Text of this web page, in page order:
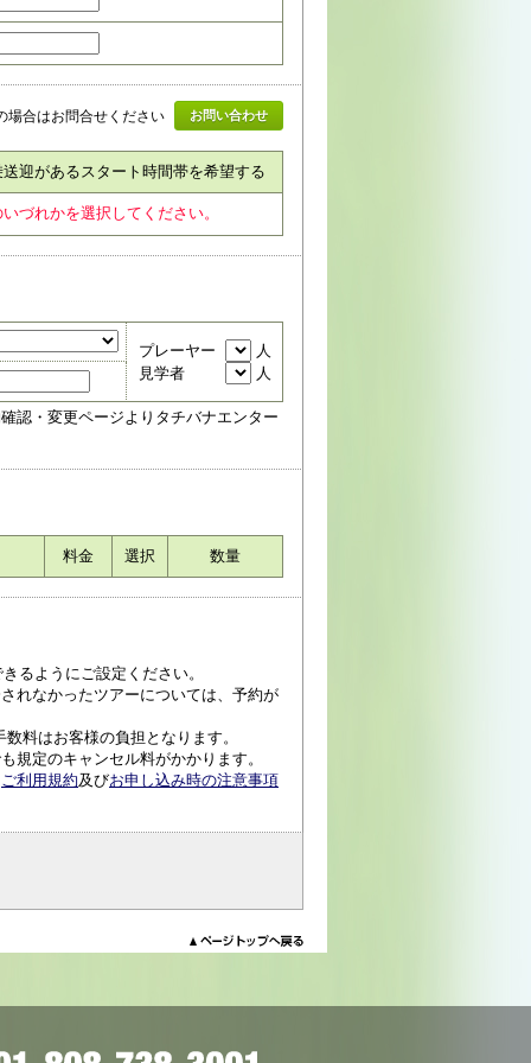
場合はお問合せください お問い合わせ
送迎があるスタート時間帯を希望する
づれかを選択してください。
プレーヤー
人
見学者
人
認・変更ページよりタチバナエンター
料金 選択 数量
るようにご設定ください。
れなかったツアーについては、予約が
料はお客様の負担となります。
規定のキャンセル料がかかります。
ご利用規約及びお申し込み時の注意事項